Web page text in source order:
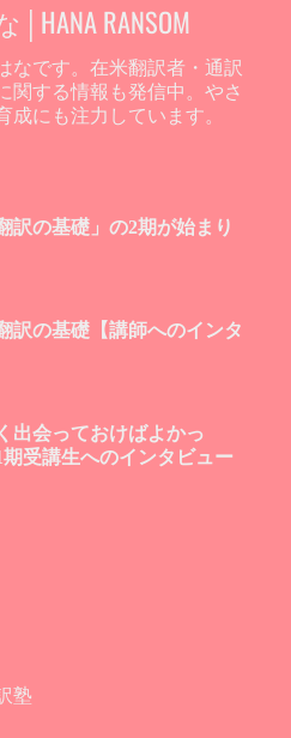
RANSOM
なです。在米翻訳者・通訳
関する情報も発信中。やさ
成にも注力しています。
訳の基礎」の2期が始まり
訳の基礎【講師へのインタ
出会っておけばよかっ
受講生へのインタビュー
塾